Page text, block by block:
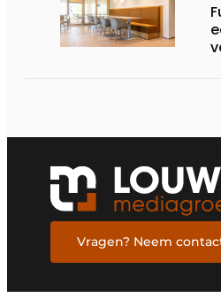
Vragen? Neem